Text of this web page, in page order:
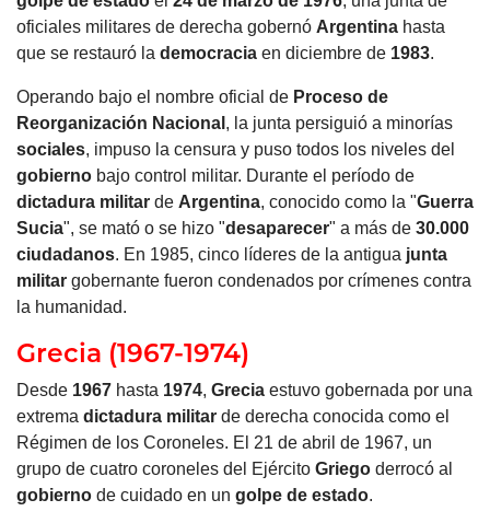
oficiales militares de derecha gobernó Argentina hasta
que se restauró la democracia en diciembre de 1983.
Operando bajo el nombre oficial de Proceso de
Reorganización Nacional , la junta persiguió a minorías
sociales, impuso la censura y puso todos los niveles del
gobierno bajo control militar. Durante el período de
dictadura militar de Argentina, conocido como la "Guerra
Sucia", se mató o se hizo "desaparecer" a más de 30.000
ciudadanos. En 1985, cinco líderes de la antigua junta
militar gobernante fueron condenados por crímenes contra
la humanidad.
Grecia (1967-1974)
Desde 1967 hasta 1974, Grecia estuvo gobernada por una
extrema dictadura militar de derecha conocida como el
Régimen de los Coroneles. El 21 de abril de 1967, un
grupo de cuatro coroneles del Ejército Griego derrocó al
gobierno de cuidado en un golpe de estado.